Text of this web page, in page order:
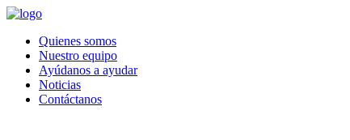
Quienes somos
Nuestro equipo
Ayúdanos a ayudar
Noticias
Contáctanos